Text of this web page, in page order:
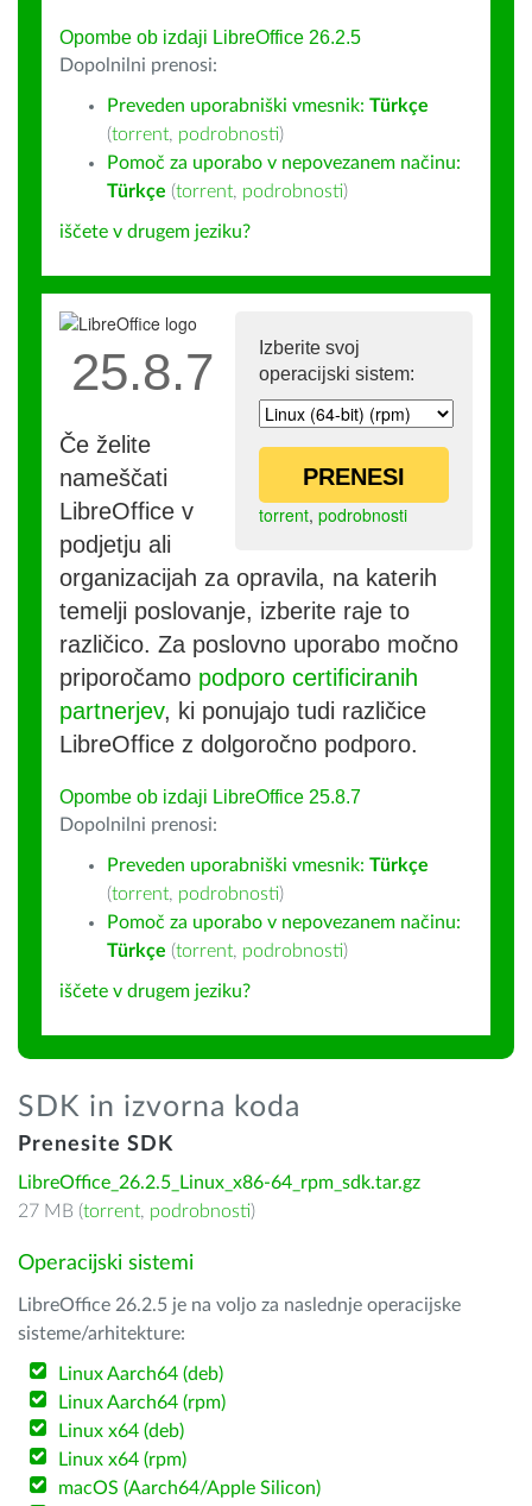
Opombe ob izdaji LibreOffice 26.2.5
Dopolnilni prenosi:
Preveden uporabniški vmesnik: Türkçe
(torrent, podrobnosti)
Pomoč za uporabo v nepovezanem načinu:
Türkçe (torrent, podrobnosti)
iščete v drugem jeziku?
Izberite svoj
operacijski sistem:
PRENESI
torrent, podrobnosti
25.8.7
Če želite
nameščati
LibreOffice v
podjetju ali
organizacijah za opravila, na katerih
temelji poslovanje, izberite raje to
različico. Za poslovno uporabo močno
priporočamo podporo certificiranih
partnerjev, ki ponujajo tudi različice
LibreOffice z dolgoročno podporo.
Opombe ob izdaji LibreOffice 25.8.7
Dopolnilni prenosi:
Preveden uporabniški vmesnik: Türkçe
(torrent, podrobnosti)
Pomoč za uporabo v nepovezanem načinu:
Türkçe (torrent, podrobnosti)
iščete v drugem jeziku?
SDK in izvorna koda
Prenesite SDK
LibreOffice_26.2.5_Linux_x86-64_rpm_sdk.tar.gz
27 MB (torrent, podrobnosti)
Operacijski sistemi
LibreOffice 26.2.5 je na voljo za naslednje operacijske
sisteme/arhitekture:
Linux Aarch64 (deb)
Linux Aarch64 (rpm)
Linux x64 (deb)
Linux x64 (rpm)
macOS (Aarch64/Apple Silicon)